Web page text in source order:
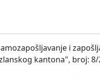
i
kantona", broj: